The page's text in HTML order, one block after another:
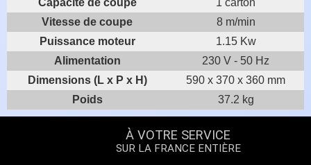
Capacité de coupe
1 carton
Vitesse de coupe
8 m/min
Puissance moteur
1.15 Kw
Alimentation
230 V - 50 Hz
Dimensions (L x P x H)
590 x 370 x 360 mm
Poids
37.2 kg
À VOTRE SERVICE
SUR LA FRANCE ENTIÈRE